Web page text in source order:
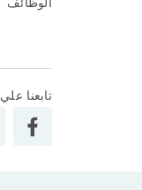
الوظائف
تابعنا علي